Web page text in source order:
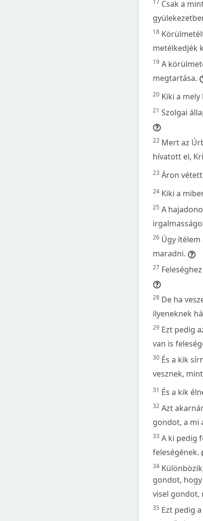
Csak a
18
metélkedjék
19 A
megtartása.
20 Kiki a
21 Szolgai
22 Mert az
hívatott el,
23 Áron
24 Kiki a
25 A
26 Úgy
maradni.
27
28 De ha
ilyeneknek
29 Ezt pedig
van is
30 És a kik
vesznek,
31 És a kik
32 Azt
gondot, a mi
33 A ki pedig
feleségének.
34
gondot,
visel gondot,
35 Ezt pedig